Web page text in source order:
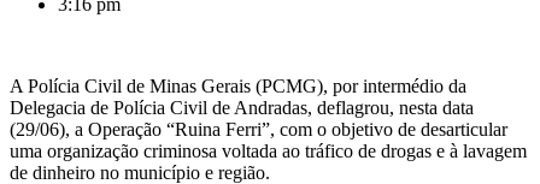
A Polícia Civil de Minas Gerais (PCMG), por intermédio da
Delegacia de Polícia Civil de Andradas, deflagrou, nesta data
(29/06), a Operação “Ruina Ferri”, com o objetivo de desarticular
uma organização criminosa voltada ao tráfico de drogas e à lavagem
de dinheiro no município e região.